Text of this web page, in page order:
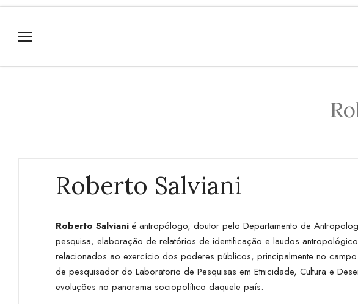
Roberto Salviani
Roberto Salviani é antropólogo, doutor pelo Departamento de
pesquisa, elaboração de relatórios de identificação e laudos
relacionados ao exercício dos poderes públicos, principalmente no
de pesquisador do Laboratorio de Pesquisas em Etnicidade, Cultura e
evoluções no panorama sociopolítico daquele país.